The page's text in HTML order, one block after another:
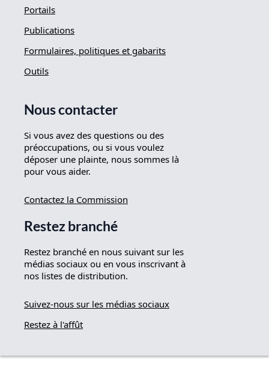
Portails
Publications
Formulaires, politiques et gabarits
Outils
Nous contacter
Si vous avez des questions ou des
préoccupations, ou si vous voulez
déposer une plainte, nous sommes là
pour vous aider.
Contactez la Commission
Restez branché
Restez branché en nous suivant sur les
médias sociaux ou en vous inscrivant à
nos listes de distribution.
Suivez-nous sur les médias sociaux
Restez à l'affût